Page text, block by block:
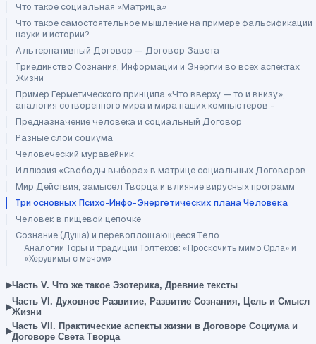
Что такое социальная «Матрица»
Что такое самостоятельное мышление на примере фальсификации
науки и истории?
Альтернативный Договор — Договор Завета
Триединство Сознания, Информации и Энергии во всех аспектах
Жизни
Пример Герметического принципа «Что вверху — то и внизу»,
аналогия сотворенного мира и мира наших компьютеров -
Предназначение человека и социальный Договор
Разные слои социума
Человеческий муравейник
Иллюзия «Свободы выбора» в матрице социальных Договоров
Мир Действия, замысел Творца и влияние вирусных программ
Три основных Психо-Инфо-Энергетических плана Человека
Человек в пищевой цепочке
Сознание (Душа) и перевоплощающееся Тело
Аналогии Торы и традиции Толтеков: «Проскочить мимо Орла» и
«Херувимы с мечом»
▸Часть V. Что же такое Эзотерика, Древние тексты
▸Часть VI. Духовное Развитие, Развитие Сознания, Цель и Смысл
Жизни
▸Часть VII. Практические аспекты жизни в Договоре Социума и
Договоре Света Творца